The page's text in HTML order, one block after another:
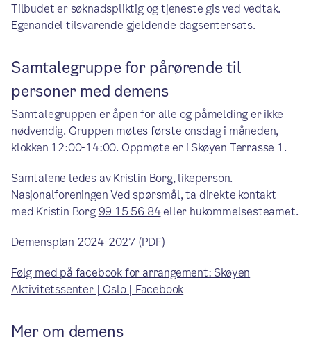
Tilbudet er søknadspliktig og tjeneste gis ved vedtak.
Egenandel tilsvarende gjeldende dagsentersats.
Samtalegruppe for pårørende til
personer med demens
Samtalegruppen er åpen for alle og påmelding er ikke
nødvendig. Gruppen møtes første onsdag i måneden,
klokken 12:00-14:00. Oppmøte er i Skøyen Terrasse 1.
Samtalene ledes av Kristin Borg, likeperson.
Nasjonalforeningen Ved spørsmål, ta direkte kontakt
med Kristin Borg 99 15 56 84eller hukommelsesteamet.
Demensplan 2024-2027 (PDF)
Følg med på facebook for arrangement: Skøyen
Aktivitetssenter | Oslo | Facebook
Mer om demens